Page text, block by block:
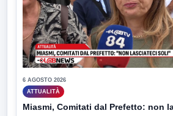
6 AGOSTO 2026
ATTUALITÀ
Miasmi, Comitati dal Prefetto: non